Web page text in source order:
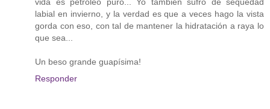
labial en invierno, y la verdad es que a veces hago la vista
gorda con eso, con tal de mantener la hidratación a raya lo
que sea...
Un beso grande guapísima!
Responder